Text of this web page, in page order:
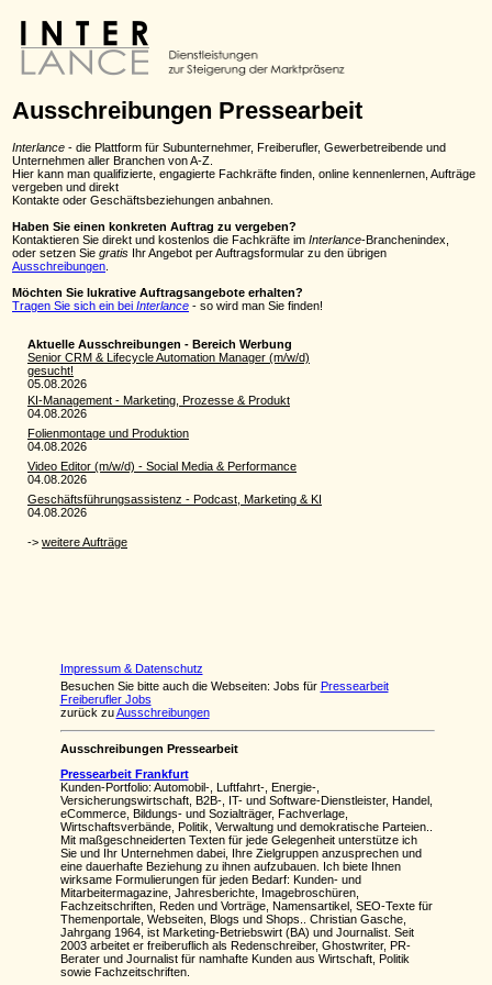
Ausschreibungen Pressearbeit
Interlance - die Plattform für Subunternehmer, Freiberufler, Gewerbetreibende und
Unternehmen aller Branchen von A-Z.
Hier kann man qualifizierte, engagierte Fachkräfte finden, online kennenlernen, Aufträge
vergeben und direkt
Kontakte oder Geschäftsbeziehungen anbahnen.
Haben Sie einen konkreten Auftrag zu vergeben?
Kontaktieren Sie direkt und kostenlos die Fachkräfte im Interlance-Branchenindex,
oder setzen Sie gratis Ihr Angebot per Auftragsformular zu den übrigen
Ausschreibungen.
Möchten Sie lukrative Auftragsangebote erhalten?
Tragen Sie sich ein bei Interlance - so wird man Sie finden!
Impressum & Datenschutz
Besuchen Sie bitte auch die Webseiten: Jobs für Pressearbeit
Freiberufler Jobs
zurück zuAusschreibungen
Ausschreibungen Pressearbeit
Pressearbeit Frankfurt
Kunden-Portfolio: Automobil-, Luftfahrt-, Energie-,
Versicherungswirtschaft, B2B-, IT- und Software-Dienstleister, Handel,
eCommerce, Bildungs- und Sozialträger, Fachverlage,
Wirtschaftsverbände, Politik, Verwaltung und demokratische Parteien..
Mit maßgeschneiderten Texten für jede Gelegenheit unterstütze ich
Sie und Ihr Unternehmen dabei, Ihre Zielgruppen anzusprechen und
eine dauerhafte Beziehung zu ihnen aufzubauen. Ich biete Ihnen
wirksame Formulierungen für jeden Bedarf: Kunden- und
Mitarbeitermagazine, Jahresberichte, Imagebroschüren,
Fachzeitschriften, Reden und Vorträge, Namensartikel, SEO-Texte für
Themenportale, Webseiten, Blogs und Shops.. Christian Gasche,
Jahrgang 1964, ist Marketing-Betriebswirt (BA) und Journalist. Seit
2003 arbeitet er freiberuflich als Redenschreiber, Ghostwriter, PR-
Berater und Journalist für namhafte Kunden aus Wirtschaft, Politik
sowie Fachzeitschriften.